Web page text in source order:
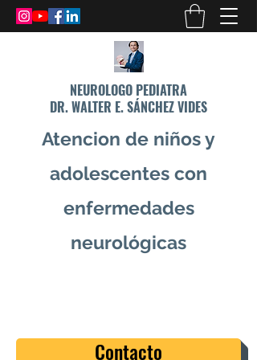
NEUROLOGO PEDIATRA
DR. WALTER E. SÁNCHEZ VIDES
Atencion de niños y
adolescentes con
enfermedades
neurológicas
Contacto